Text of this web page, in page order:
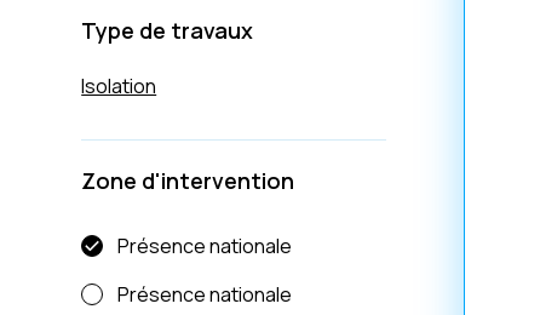
Type de travaux
Isolation
Zone d'intervention
Présence nationale
Présence nationale